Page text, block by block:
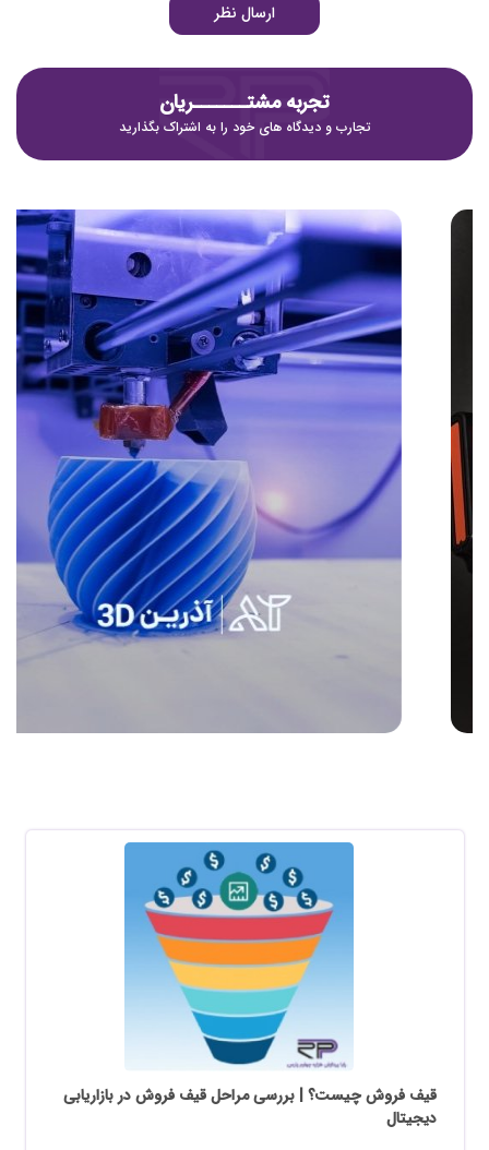
ارسال نظر
تجربه مشتـــــــریان
تجارب و دیدگاه های خود را به اشتراک بگذارید
قیف فروش چیست؟ | بررسی مراحل قیف فروش در بازاریابی
دیجیتال